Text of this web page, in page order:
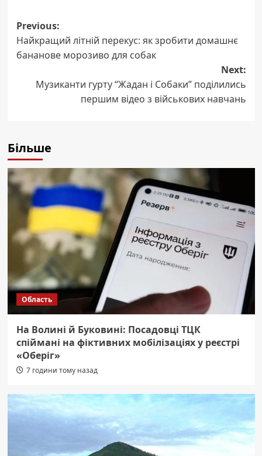
Post
navigation
Previous:
Найкращий літній перекус: як зробити домашнє
бананове морозиво для собак
Next:
Музиканти гурту “Жадан і Собаки” поділились
першим відео з військових навчань
Більше
Область
На Волині й Буковині: Посадовці ТЦК
спіймані на фіктивних мобілізаціях у реєстрі
«Оберіг»
7 години тому назад